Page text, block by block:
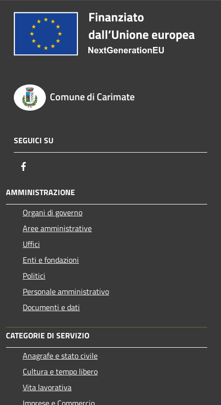
Comune di Carimate
SEGUICI SU
AMMINISTRAZIONE
Organi di governo
Aree amministrative
Uffici
Enti e fondazioni
Politici
Personale amministrativo
Documenti e dati
CATEGORIE DI SERVIZIO
Anagrafe e stato civile
Cultura e tempo libero
Vita lavorativa